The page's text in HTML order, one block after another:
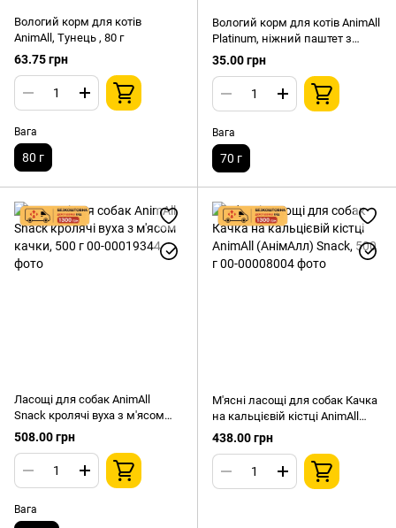
Вологий корм для котів
AnimAll, Тунець , 80 г
63.75 грн
Вага
80 г
Вологий корм для котів AnimAll
Platinum, ніжний паштет з
тунцем, 70 г
35.00 грн
Вага
70 г
Ласощі для собак AnimAll
Snack кролячі вуха з м'ясом
качки, 500 г
508.00 грн
Вага
М'ясні ласощі для собак Качка
на кальцієвій кістці AnimAll
(АнімАлл) Snack, 500 г
438.00 грн